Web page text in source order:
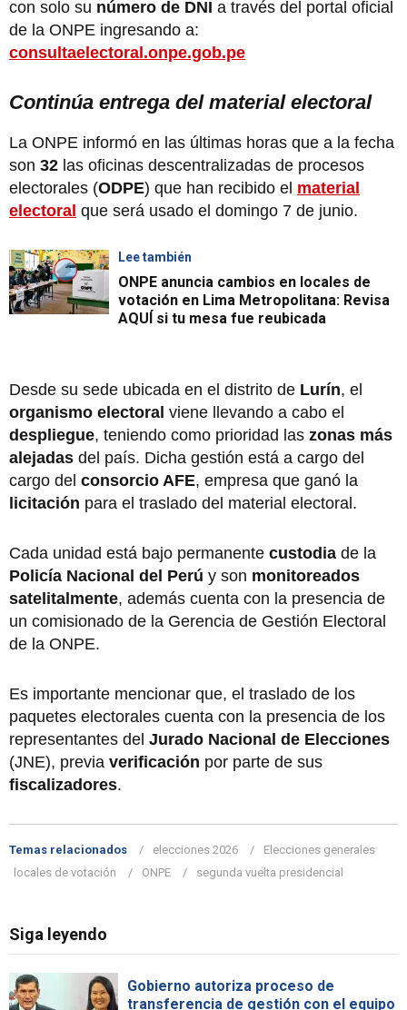
con solo su número de DNI a través del portal oficial
de la ONPE ingresando a:
consultaelectoral.onpe.gob.pe
Continúa entrega del material electoral
La ONPE informó en las últimas horas que a la fecha
son 32 las oficinas descentralizadas de procesos
electorales (ODPE) que han recibido el material
electoral que será usado el domingo 7 de junio.
Lee también
ONPE anuncia cambios en locales de
votación en Lima Metropolitana: Revisa
AQUÍ si tu mesa fue reubicada
Desde su sede ubicada en el distrito de Lurín, el
organismo electoral viene llevando a cabo el
despliegue, teniendo como prioridad las zonas más
alejadas del país. Dicha gestión está a cargo del
cargo del consorcio AFE, empresa que ganó la
licitación para el traslado del material electoral.
Cada unidad está bajo permanente custodia de la
Policía Nacional del Perú y son monitoreados
satelitalmente, además cuenta con la presencia de
un comisionado de la Gerencia de Gestión Electoral
de la ONPE.
Es importante mencionar que, el traslado de los
paquetes electorales cuenta con la presencia de los
representantes del Jurado Nacional de Elecciones
(JNE), previa verificación por parte de sus
fiscalizadores.
Temas relacionados elecciones 2026
Elecciones generales
locales de votación
ONPE segunda vuelta presidencial
Siga leyendo
Gobierno autoriza proceso de
transferencia de gestión con el equipo